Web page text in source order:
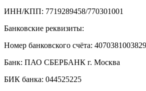
ИНН/КПП: 7719289458/770301001
Банковские реквизиты:
Номер банковского счёта:
Банк: ПАО СБЕРБАНК г. Москва
БИК банка: 044525225